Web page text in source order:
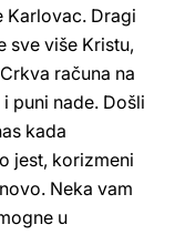
Karlovac. Dragi
sve više Kristu,
računa na
puni nade. Došli
kada
jest, korizmeni
Neka vam
u